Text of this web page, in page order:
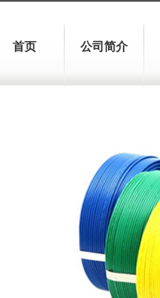
首页 公司简介